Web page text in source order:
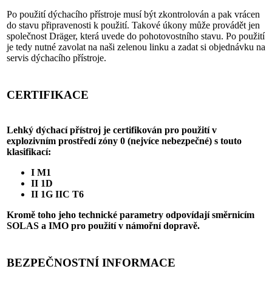
Po použití dýchacího přístroje musí být zkontrolován a pak vrácen
do stavu připravenosti k použití. Takové úkony může provádět jen
společnost Dräger, která uvede do pohotovostního stavu. Po použití
je tedy nutné zavolat na naši zelenou linku a zadat si objednávku na
servis dýchacího přístroje.
CERTIFIKACE
Lehký dýchací přístroj je certifikován pro použití v
explozivním prostředí zóny 0 (nejvíce nebezpečné) s touto
klasifikací:
I M1
II 1D
II 1G IIC T6
Kromě toho jeho technické parametry odpovídají směrnicím
SOLAS a IMO pro použití v námořní dopravě.
BEZPEČNOSTNÍ INFORMACE